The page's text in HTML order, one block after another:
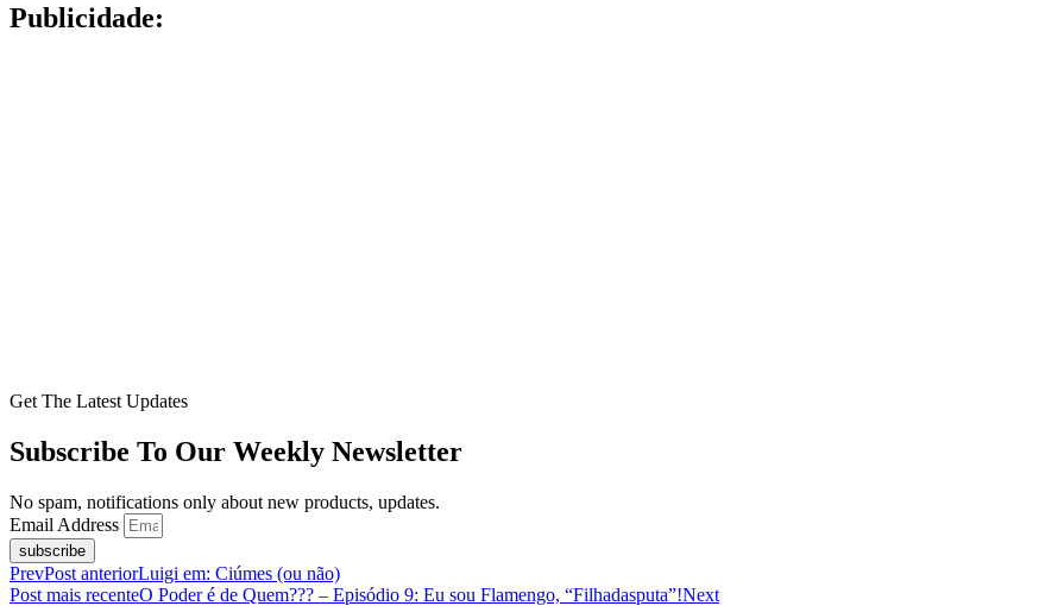
Publicidade:
Get The Latest Updates
Subscribe To Our Weekly Newsletter
No spam, notifications only about new products, updates.
Email Address
subscribe
PrevPost anteriorLuigi em: Ciúmes (ou não)
Post mais recenteO Poder é de Quem??? – Episódio 9: Eu sou Flamengo, “Filhadasputa”!Next